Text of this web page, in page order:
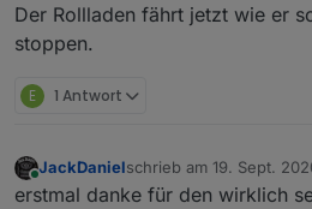
Der Rollladen fährt jetzt wie er
stoppen.
E 1 Antwort
Online
JackDanielschrieb am 19. Sept.
zuletzt editiert von
erstmal danke für den wirklich